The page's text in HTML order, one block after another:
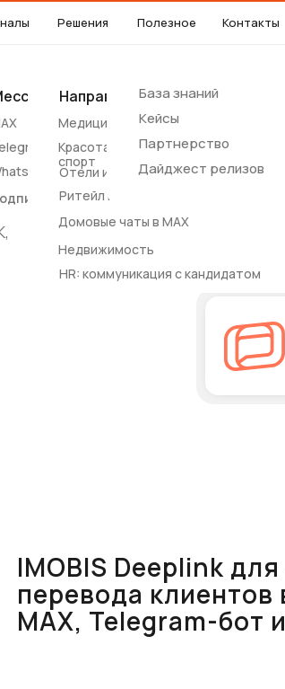
Решения Полезное Контакты
Notify
Вконтакте
Соцсети
каналы
Ритейл и e-commerce
Домовые чаты в MAX
Недвижимость
HR: коммуникация с кандидатом
Отели и апартаменты
Красота и
спорт
Медицина
НаправленияБаза знаний
Партнерство
Дайджест релизов
Кейсы
IMOBIS Deeplink
перевода
MAX, Telegram-бот